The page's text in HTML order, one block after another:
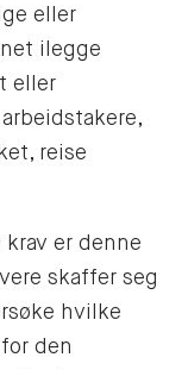
eller
ilegge
eller
reise
krav er denne
skaffer seg
hvilke
den